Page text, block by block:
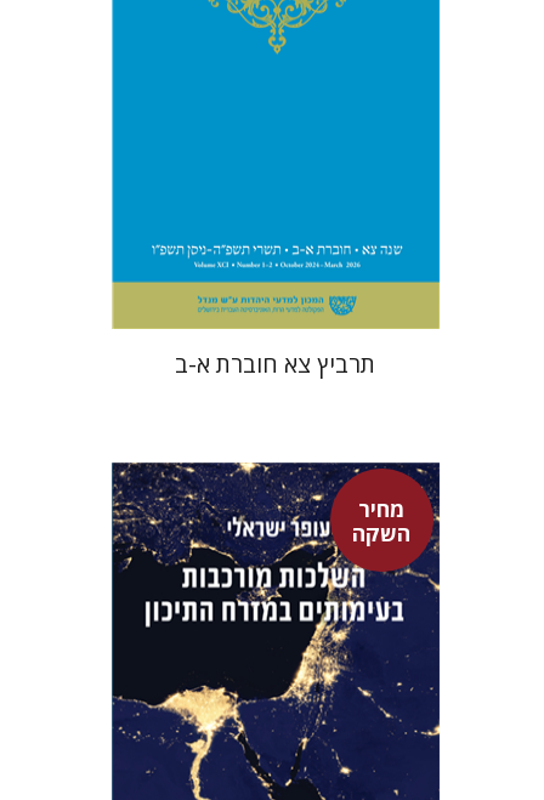
$63
$57
תרביץ צא חוברת א-ב
מחיר
השקה
עופר ישראלי
גיא הרלינג